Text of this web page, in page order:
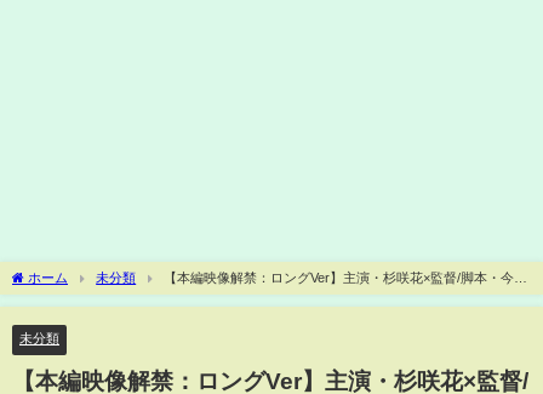
ホーム 未分類
【本編映像解禁：ロングVer】主演・杉咲花×監督/脚本・今泉
力哉「冬のなんかさ、春のなんかね」 1月14日(水)よる10時スタート【日テレ系 新水
未分類
【本編映像解禁：ロングVer】主演・杉咲花×監督/